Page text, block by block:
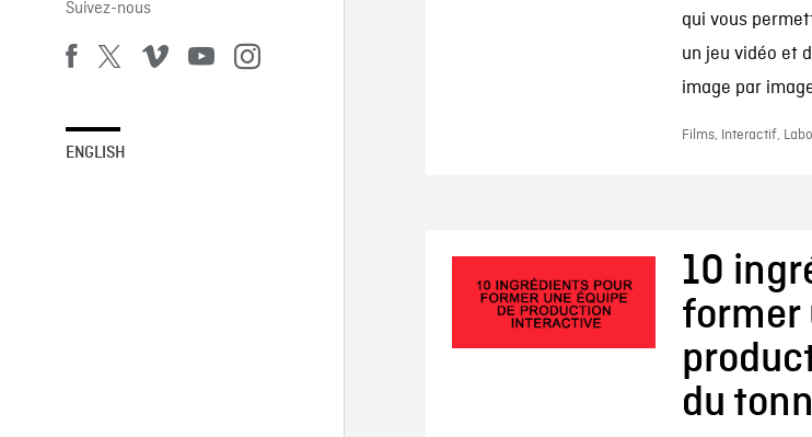
Suivez-nous
ENGLISH
qui vous
un jeu vidéo et
image par
Films, Interactif,
10
former
du